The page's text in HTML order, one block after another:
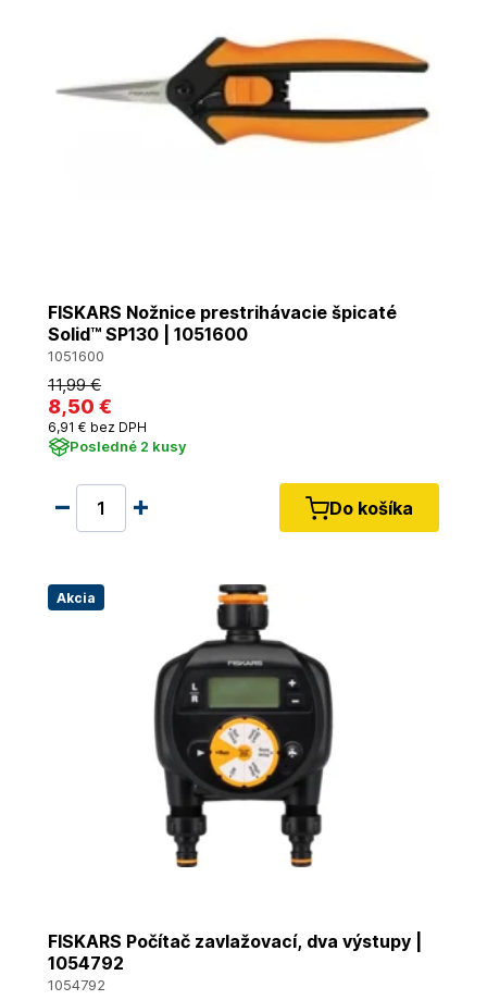
FISKARS Nožnice prestrihávacie špicaté
Solid™ SP130 | 1051600
1051600
11,99 €
8,50 €
6,91 € bez DPH
Posledné 2 kusy
Do košíka
Akcia
FISKARS Počítač zavlažovací, dva výstupy |
1054792
1054792